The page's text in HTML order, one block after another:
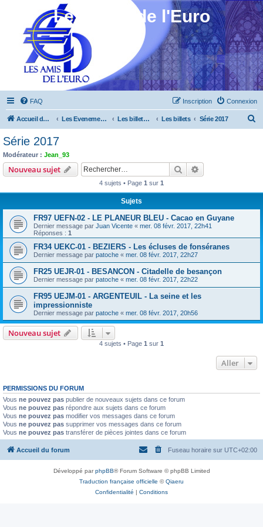
Les Amis de l'Euro
FAQ Connexion
Inscription
Accueil du forum Les Evenements ! [Ouvert au public] Les billets touristiques Les billets Série 2017
Série 2017
Modérateur : Jean_93
Nouveau sujet Rechercher
4 sujets • Page 1 sur 1
Sujets
FR97 UEFN-02 - LE PLANEUR BLEU - Cacao en Guyane
Dernier message par Juan Vicente « mer. 08 févr. 2017, 22h41
Réponses : 1
FR34 UEKC-01 - BEZIERS - Les écluses de fonséranes
Dernier message par patoche « mer. 08 févr. 2017, 22h27
FR25 UEJR-01 - BESANCON - Citadelle de besançon
Dernier message par patoche « mer. 08 févr. 2017, 22h22
FR95 UEJM-01 - ARGENTEUIL - La seine et les
impressionniste
Dernier message par patoche « mer. 08 févr. 2017, 20h56
Nouveau sujet
4 sujets • Page 1 sur 1
Aller
PERMISSIONS DU FORUM
Vous ne pouvez pas publier de nouveaux sujets dans ce forum
Vous ne pouvez pas répondre aux sujets dans ce forum
Vous ne pouvez pas modifier vos messages dans ce forum
Vous ne pouvez pas supprimer vos messages dans ce forum
Vous ne pouvez pas transférer de pièces jointes dans ce forum
Accueil du forum Fuseau horaire sur UTC+02:00
Développé parphpBB® Forum Software © phpBB Limited
Traduction française officielle ©Qiaeru
Confidentialité | Conditions